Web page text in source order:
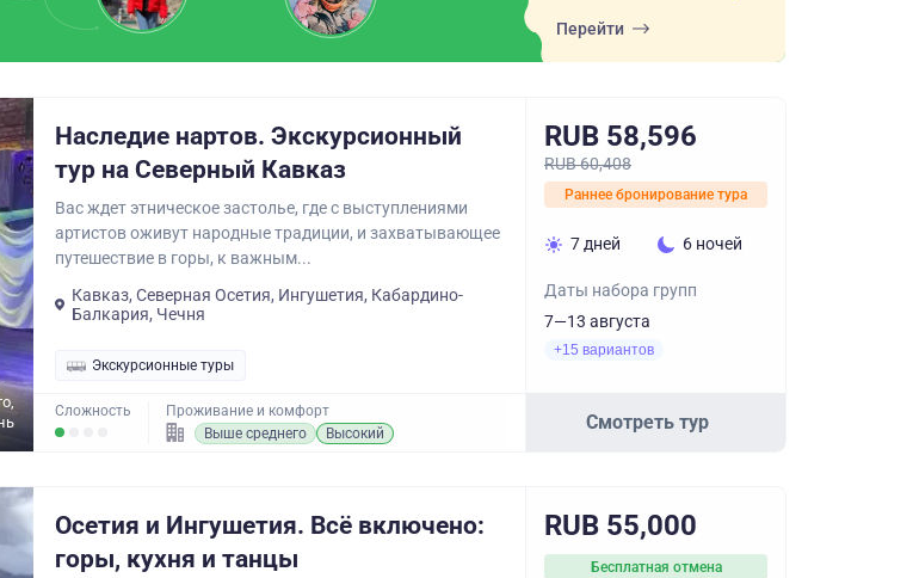
Перейти
Наследие нартов. Экскурсионный
тур на Северный Кавказ
Вас ждет этническое застолье, где с выступлениями
артистов оживут народные традиции, и захватывающее
путешествие в горы, к важным...
Кавказ, Северная Осетия, Ингушетия, Кабардино-
Балкария, Чечня
Экскурсионные туры
Сложность
Проживание и комфорт
Выше среднего
Высокий
RUB 58,596
RUB 60,408
Раннее бронирование тура
7 дней 6 ночей
Даты набора групп
7—13 августа
+15 вариантов
Смотреть тур
Осетия и Ингушетия. Всё включено:
горы, кухня и танцы
RUB 55,000
Бесплатная отмена